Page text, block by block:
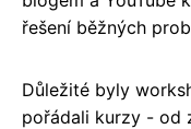
řešení běžných
Důležité byly
pořádali kurzy - od